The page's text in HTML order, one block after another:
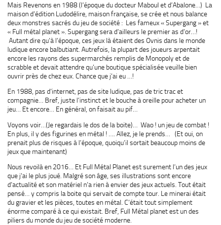
Mais Revenons en 1988 (l’époque du docteur Maboul et d’Abalone…) La
maison d’édition Ludodélire, maison française, se crée et nous balance
deux monstres sacrés du jeu de société : Les fameux « Supergang » et
« Full métal planet ». Supergang sera d’ailleurs le premier as d’or…!
Autant dire qu’à l’époque, ces jeux là étaient des Ovnis dans le monde
ludique encore balbutiant. Autrefois, la plupart des joueurs arpentait
encore les rayons des supermarchés remplis de Monopoly et de
scrabble et devait attendre qu’une boutique spécialisée veuille bien
ouvrir près de chez eux. Chance que j’ai eu …!
En 1988, pas d’internet, pas de site ludique, pas de tric trac et
compagnie… Bref, juste l’instinct et le bouche à oreille pour acheter un
jeu… Et encore… En général, on faisait au pif…
Voyons voir…(Je regardais le dos de la boite)… Wao ! un jeu de combat !
En plus, il y des figurines en métal ! …. Allez, je le prends… (Et oui, on
prenait plus de risques à l’époque, quoiqu’il sortait beaucoup moins de
jeux que maintenant)
Nous revoilà en 2016… Et Full Métal Planet est surement l’un des jeux
que j’ai le plus joué. Malgré son âge, ses illustrations sont encore
d’actualité et son matériel n’a rien à envier des jeux actuels. Tout était
pensé… y compris la boite qui servait de compte tour. Le minerai était
du gravier et les pièces, toutes en métal. C’était tout simplement
énorme comparé à ce qui existait. Bref, Full Métal planet est un des
piliers du monde du jeu de société moderne.